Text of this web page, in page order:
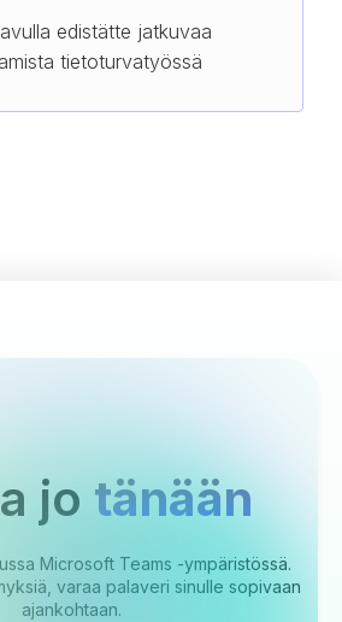
edistätte jatkuvaa
tietoturvatyössä
jo tänään
Microsoft Teams -ympäristössä.
varaa palaveri sinulle sopivaan
ajankohtaan.